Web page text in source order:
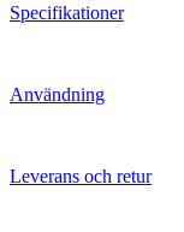
Specifikationer
Användning
Leverans och retur